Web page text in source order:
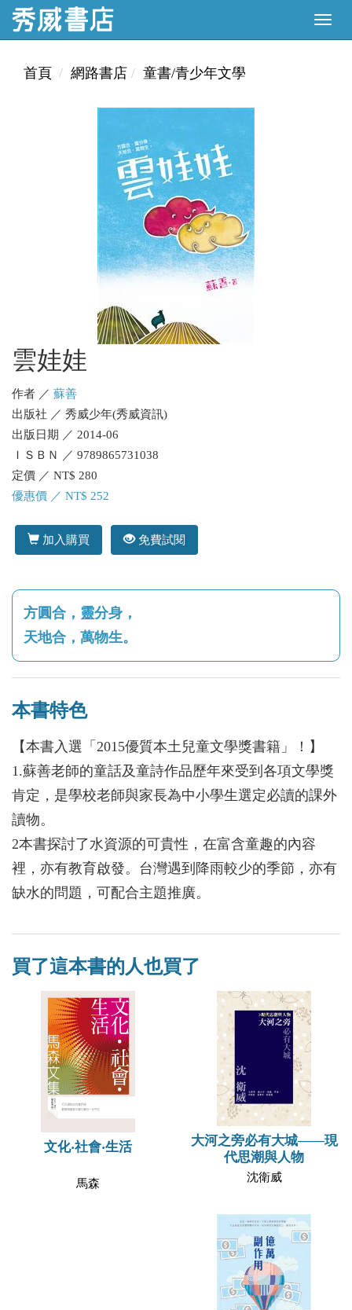
首頁 網路書店 童書/青少年文學
雲娃娃
作者 ／ 蘇善
出版社 ／ 秀威少年(秀威資訊)
出版日期 ／ 2014-06
ＩＳＢＮ ／ 9789865731038
定價 ／ NT$ 280
優惠價 ／ NT$ 252
加入購買 免費試閱
方圓合，靈分身，
天地合，萬物生。
本書特色
【本書入選「2015優質本土兒童文學獎書籍」！】
1.蘇善老師的童話及童詩作品歷年來受到各項文學獎
肯定，是學校老師與家長為中小學生選定必讀的課外
讀物。
2本書探討了水資源的可貴性，在富含童趣的內容
裡，亦有教育啟發。台灣遇到降雨較少的季節，亦有
缺水的問題，可配合主題推廣。
買了這本書的人也買了
文化‧社會‧生活
馬森
大河之旁必有大城——現
代思潮與人物
沈衛威